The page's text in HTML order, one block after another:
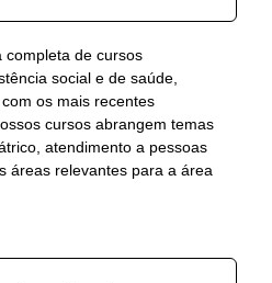
completa de cursos
social e de saúde,
os mais recentes
cursos abrangem temas
atendimento a pessoas
áreas relevantes para a área